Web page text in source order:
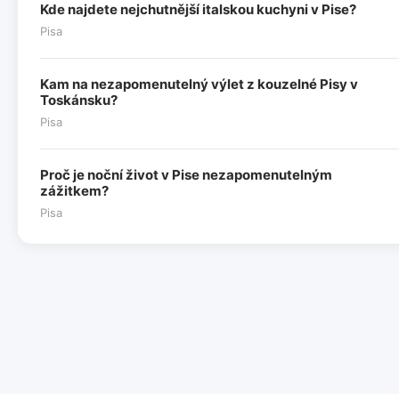
Kde najdete nejchutnější italskou kuchyni v Pise?
Pisa
Kam na nezapomenutelný výlet z kouzelné Pisy v
Toskánsku?
Pisa
Proč je noční život v Pise nezapomenutelným
zážitkem?
Pisa